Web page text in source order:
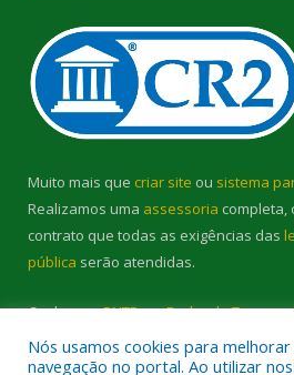
Muito mais que criar site ou sistema
Realizamos uma assessoria completa,
contrato que todas as exigências das
pública serão atendidas.
Conheça oPNTPe oRadar da
Nós usamos cookies para
navegação no portal. Ao utilizar